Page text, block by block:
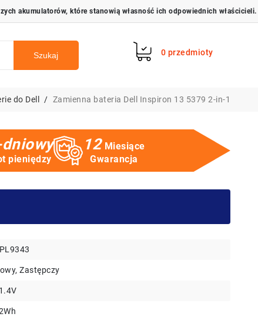
Szukaj 0 przedmioty
do Dell Zamienna bateria Dell Inspiron 13 5379 2-in-1
pieniędzy
12 Miesiące
Gwarancja
Zastępczy